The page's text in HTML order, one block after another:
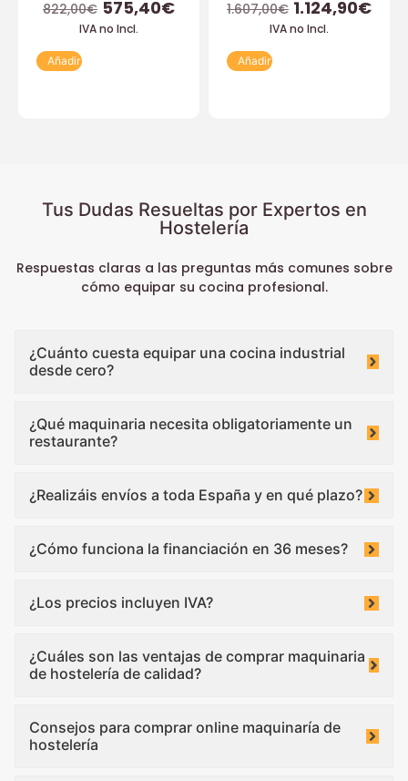
822,00€ 575,40€
IVA no Incl.
Añadir
1.607,00€ 1.124,90€
IVA no Incl.
Añadir
Tus Dudas Resueltas por Expertos en
Hostelería
Respuestas claras a las preguntas más comunes sobre
cómo equipar su cocina profesional.
¿Cuánto cuesta equipar una cocina industrial
desde cero?
¿Qué maquinaria necesita obligatoriamente un
restaurante?
¿Realizáis envíos a toda España y en qué plazo?
¿Cómo funciona la financiación en 36 meses?
¿Los precios incluyen IVA?
¿Cuáles son las ventajas de comprar maquinaria
de hostelería de calidad?
Consejos para comprar online maquinaría de
hostelería